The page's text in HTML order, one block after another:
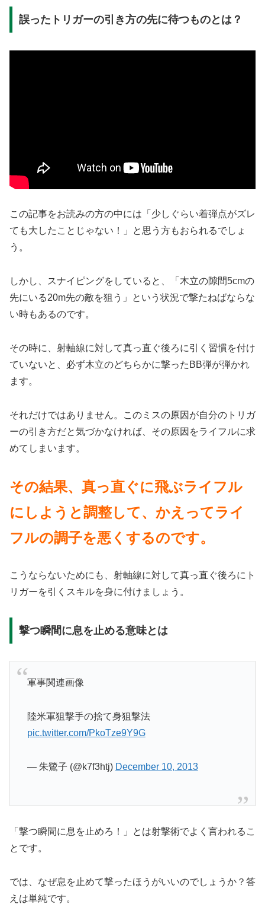
誤ったトリガーの引き方の先に待つものとは？
この記事をお読みの方の中には「少しぐらい着弾点がズレ
ても大したことじゃない！」と思う方もおられるでしょ
う。
しかし、スナイピングをしていると、「木立の隙間5cmの
先にいる20m先の敵を狙う」という状況で撃たねばならな
い時もあるのです。
その時に、射軸線に対して真っ直ぐ後ろに引く習慣を付け
ていないと、必ず木立のどちらかに撃ったBB弾が弾かれ
ます。
それだけではありません。このミスの原因が自分のトリガ
ーの引き方だと気づかなければ、その原因をライフルに求
めてしまいます。
その結果、真っ直ぐに飛ぶライフル
にしようと調整して、かえってライ
フルの調子を悪くするのです。
こうならないためにも、射軸線に対して真っ直ぐ後ろにト
リガーを引くスキルを身に付けましょう。
撃つ瞬間に息を止める意味とは
軍事関連画像
陸米軍狙撃手の捨て身狙撃法
pic.twitter.com/PkoTze9Y9G
— 朱鷺子 (@k7f3htj) December 10, 2013
「撃つ瞬間に息を止めろ！」とは射撃術でよく言われるこ
とです。
では、なぜ息を止めて撃ったほうがいいのでしょうか？答
えは単純です。